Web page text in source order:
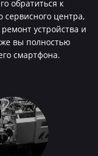
обратиться к
сервисного центра,
устройства и
вы полностью
смартфона.